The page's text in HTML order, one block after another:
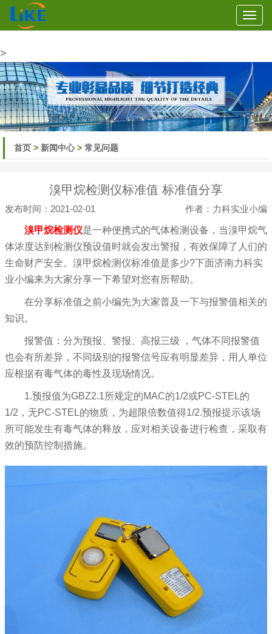
>
首页 > 新闻中心> 常见问题
溴甲烷检测仪标准值 标准值分享
作者：力科实业小编
发布时间：2021-02-01
溴甲烷检测仪是一种便携式的气体检测设备，当溴甲烷气
体浓度达到检测仪预设值时就会发出警报，有效保障了人们的
生命财产安全。溴甲烷检测仪标准值是多少?下面济南力科实
业小编来为大家分享一下希望对您有所帮助。
在分享标准值之前小编先为大家普及一下与报警值相关的
知识。
报警值：分为预报、警报、高报三级 ，气体不同报警值
也会有所差异，不同级别的报警信号应有明显差异，用人单位
应根据有毒气体的毒性及现场情况。
1.预报值为GBZ2.1所规定的MAC的1/2或PC-STEL的
1/2，无PC-STEL的物质，为超限倍数值得1/2.预报提示该场
所可能发生有毒气体的释放，应对相关设备进行检查，采取有
效的预防控制措施。